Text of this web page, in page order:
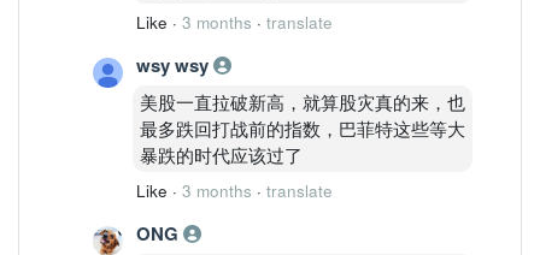
Like · 3 months · translate
wsy wsy
美股一直拉破新高，就算股灾真的来，也
最多跌回打战前的指数，巴菲特这些等大
暴跌的时代应该过了
Like · 3 months · translate
ONG